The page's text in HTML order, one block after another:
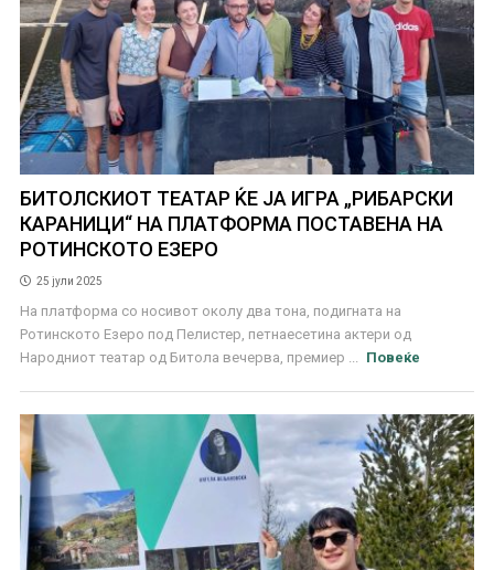
БИТОЛСКИОТ ТЕАТАР ЌЕ ЈА ИГРА „РИБАРСКИ
КАРАНИЦИ“ НА ПЛАТФОРМА ПОСТАВЕНА НА
РОТИНСКОТО ЕЗЕРО
25 јули 2025
На платформа со носивот околу два тона, подигната на
Ротинското Езеро под Пелистер, петнаесетина актери од
Народниот театар од Битола вечерва, премиер ...
Повеќе